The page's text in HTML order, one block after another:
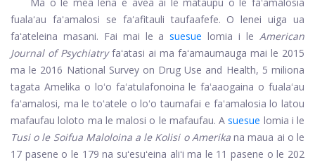
fualaʻau faʻamalosi se faʻafitauli taufaafefe. O lenei uiga ua
faʻateleina masani. Fai mai le asuesue lomia i leAmerican
Journal of Psychiatryfaʻatasi ai ma faʻamaumauga mai le 2015
ma le 2016 National Survey on Drug Use and Health, 5 miliona
tagata Amelika o loʻo faʻatulafonoina le faʻaaogaina o fualaʻau
faʻamalosi, ma le toʻatele o loʻo taumafai e faʻamalosia lo latou
mafaufau loloto ma le malosi o le mafaufau. Asuesue lomia i le
Tusi o le Soifua Maloloina a le Kolisi o Amerikana maua ai o le
17 pasene o le 179 na suʻesuʻeina aliʻi ma le 11 pasene o le 202